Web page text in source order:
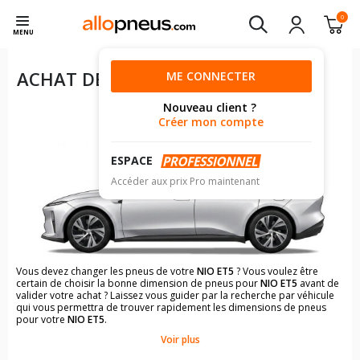
MENU
0
ME CONNECTER
Nouveau client ?
Créer mon compte
ESPACE
Accéder aux prix Pro maintenant
ACHAT DE PNEUS POUR VOTRE
NIO ET5
Vous devez changer les pneus de votre NIO ET5 ? Vous voulez être
certain de choisir la bonne dimension de pneus pourNIO ET5 avant de
valider votre achat ? Laissez vous guider par la recherche par véhicule
qui vous permettra de trouver rapidement les dimensions de pneus
pour votre NIO ET5.
Il n'est pas toujours évident de s'y retrouver dans le choix des
Voir plus